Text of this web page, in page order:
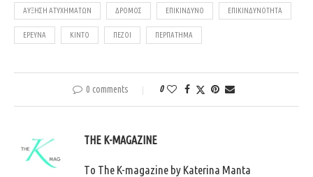
ΑΎΞΗΣΗ ΑΤΥΧΗΜΆΤΩΝ ΔΡΌΜΟΣ ΕΠΙΚΊΝΔΥΝΟ ΕΠΙΚΙΝΔΥΝΌΤΗΤΑ
ΈΡΕΥΝΑ ΚΙΝΤΌ ΠΕΖΟΊ ΠΕΡΠΆΤΗΜΑ
0 comments 0
THE K-MAGAZINE
Tο The K-magazine by Katerina Manta